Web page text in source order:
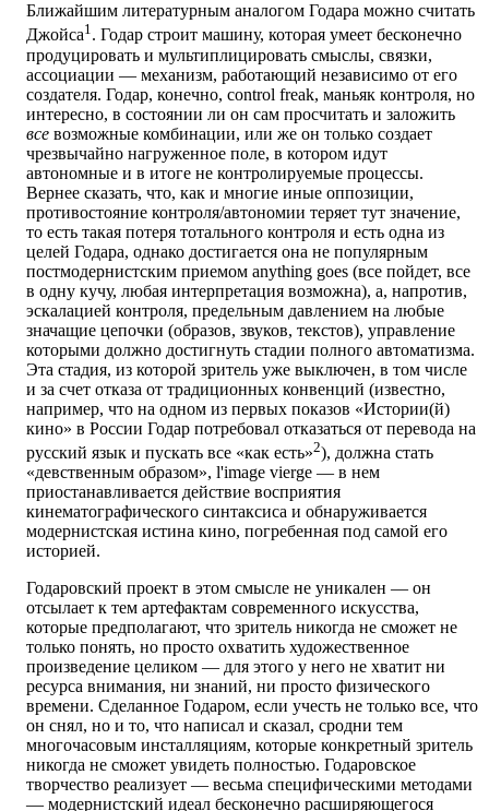
Ближайшим литературным аналогом Годара можно считать
Джойса1. Годар строит машину, которая умеет бесконечно
продуцировать и мультиплицировать смыслы, связки,
ассоциации — механизм, работающий независимо от его
создателя. Годар, конечно, control freak, маньяк контроля, но
интересно, в состоянии ли он сам просчитать и заложить
все возможные комбинации, или же он только создает
чрезвычайно нагруженное поле, в котором идут
автономные и в итоге не контролируемые процессы.
Вернее сказать, что, как и многие иные оппозиции,
противостояние контроля/автономии теряет тут значение,
то есть такая потеря тотального контроля и есть одна из
целей Годара, однако достигается она не популярным
постмодернистским приемом anything goes (все пойдет, все
в одну кучу, любая интерпретация возможна), а, напротив,
эскалацией контроля, предельным давлением на любые
значащие цепочки (образов, звуков, текстов), управление
которыми должно достигнуть стадии полного автоматизма.
Эта стадия, из которой зритель уже выключен, в том числе
и за счет отказа от традиционных конвенций (известно,
например, что на одном из первых показов «Истории(й)
кино» в России Годар потребовал отказаться от перевода на
русский язык и пускать все «как есть»2), должна стать
«девственным образом», l'image vierge — в нем
приостанавливается действие восприятия
кинематографического синтаксиса и обнаруживается
модернистская истина кино, погребенная под самой его
историей.
Годаровский проект в этом смысле не уникален — он
отсылает к тем артефактам современного искусства,
которые предполагают, что зритель никогда не сможет не
только понять, но просто охватить художественное
произведение целиком — для этого у него не хватит ни
ресурса внимания, ни знаний, ни просто физического
времени. Сделанное Годаром, если учесть не только все, что
он снял, но и то, что написал и сказал, сродни тем
многочасовым инсталляциям, которые конкретный зритель
никогда не сможет увидеть полностью. Годаровское
творчество реализует — весьма специфическими методами
— модернистский идеал бесконечно расширяющегося